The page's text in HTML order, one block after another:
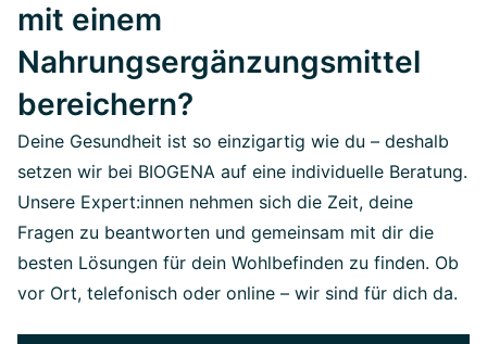
mit einem
Nahrungsergänzungsmittel
bereichern?
Deine Gesundheit ist so einzigartig wie du – deshalb
setzen wir bei BIOGENA auf eine individuelle Beratung.
Unsere Expert:innen nehmen sich die Zeit, deine
Fragen zu beantworten und gemeinsam mit dir die
besten Lösungen für dein Wohlbefinden zu finden. Ob
vor Ort, telefonisch oder online – wir sind für dich da.